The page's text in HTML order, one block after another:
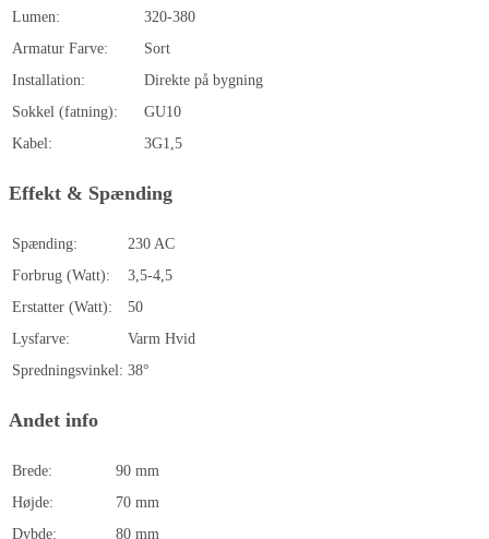
Lumen:
320-380
Armatur Farve:
Sort
Installation:
Direkte på bygning
Sokkel (fatning):
GU10
Kabel:
3G1,5
Effekt & Spænding
Spænding:
230 AC
Forbrug (Watt):
3,5-4,5
Erstatter (Watt):
50
Lysfarve:
Varm Hvid
Spredningsvinkel: 38°
Andet info
Brede:
90 mm
Højde:
70 mm
Dybde:
80 mm